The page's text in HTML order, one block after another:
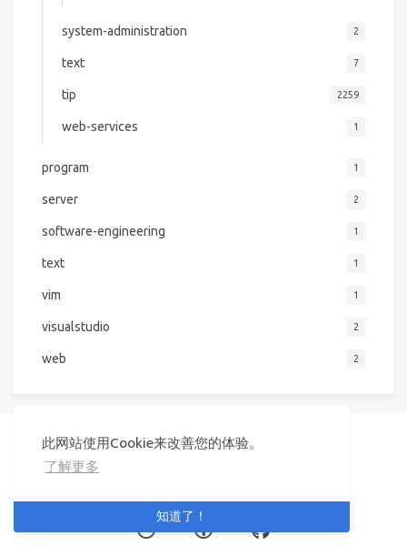
此网站使用Cookie来改善您的体验。
了解更多
知道了！
system-administration 2
text 7
tip 2259
web-services 1
program 1
server 2
software-engineering 1
text 1
vim 1
visualstudio 2
web 2